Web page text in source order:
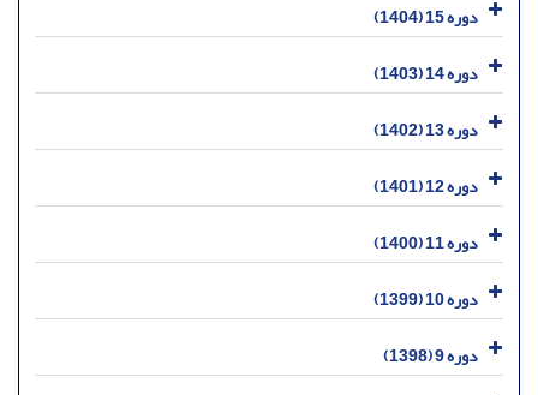
دوره 15 (1404)
دوره 14 (1403)
دوره 13 (1402)
دوره 12 (1401)
دوره 11 (1400)
دوره 10 (1399)
دوره 9 (1398)